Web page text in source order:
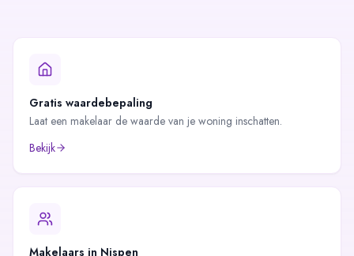
Gratis waardebepaling
Laat een makelaar de waarde van je woning inschatten.
Bekijk
Makelaars in Nispen